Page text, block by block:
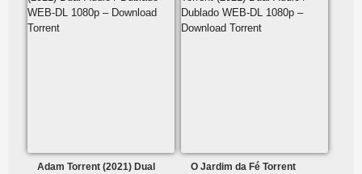
Adam Torrent (2021) Dual
O Jardim da Fé Torrent